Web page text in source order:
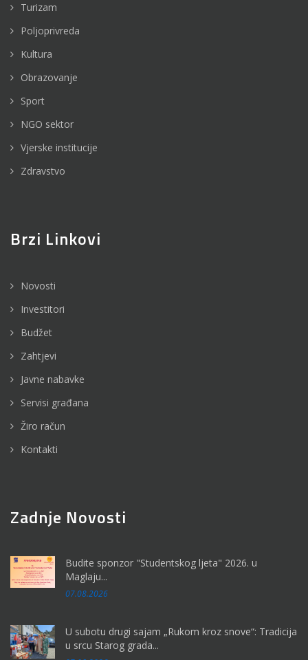
Turizam
Poljoprivreda
Kultura
Obrazovanje
Sport
NGO sektor
Vjerske institucije
Zdravstvo
Brzi Linkovi
Novosti
Investitori
Budžet
Zahtjevi
Javne nabavke
Servisi građana
Žiro račun
Kontakti
Zadnje Novosti
Budite sponzor "Studentskog ljeta" 2026. u
Maglaju...
07.08.2026
U subotu drugi sajam „Rukom kroz snove“: Tradicija
u srcu Starog grada...